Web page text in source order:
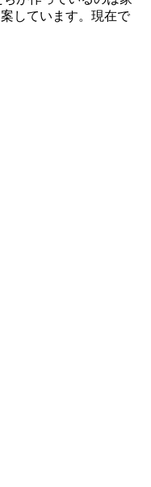
しています。現在で